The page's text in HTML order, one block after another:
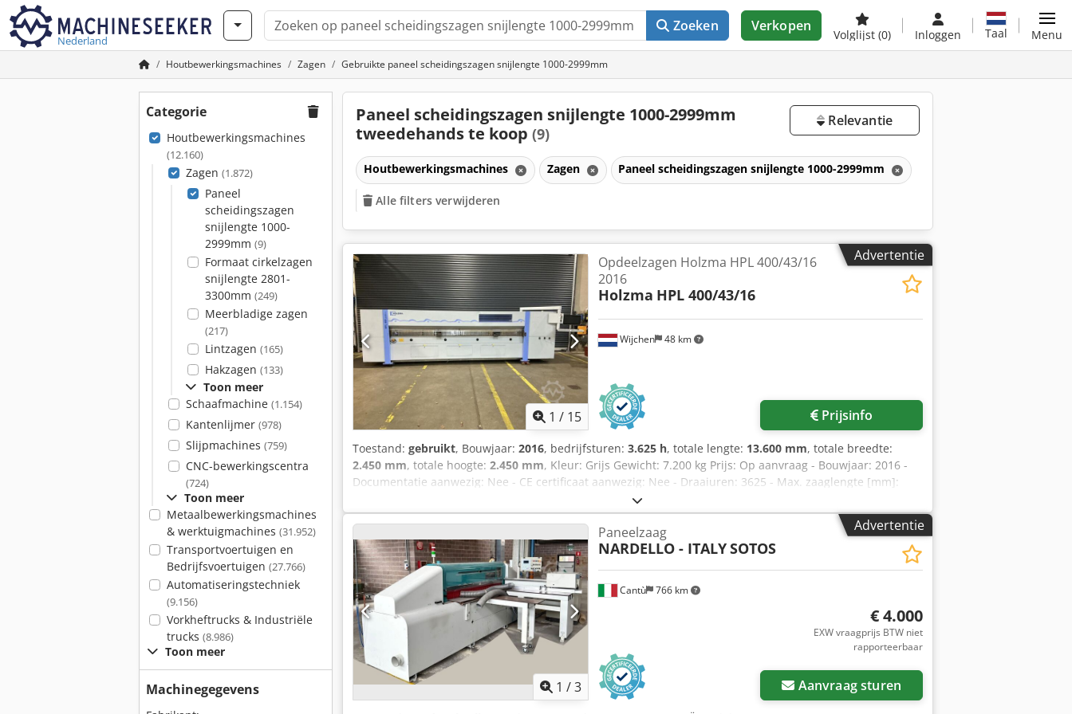
Nederland
Zoeken Verkopen
Volglijst (0) Inloggen Taal Menu
Houtbewerkingsmachines Zagen Gebruikte paneel scheidingszagen snijlengte 1000-2999mm
Categorie
Houtbewerkingsmachines
(12.160)
Zagen (1.872)
Paneel
scheidingszagen
snijlengte 1000-
2999mm (9)
Formaat cirkelzagen
snijlengte 2801-
3300mm (249)
Meerbladige zagen
(217)
Lintzagen (165)
Hakzagen (133)
Toon meer
Schaafmachine (1.154)
Kantenlijmer (978)
Slijpmachines (759)
CNC-bewerkingscentra
(724)
Toon meer
Metaalbewerkingsmachines
& werktuigmachines (31.952)
Transportvoertuigen en
Bedrijfsvoertuigen (27.766)
Automatiseringstechniek
(9.156)
Vorkheftrucks & Industriële
trucks (8.986)
Toon meer
Machinegegevens
Paneel scheidingszagen snijlengte 1000-2999mm
tweedehands te koop (9)
Relevantie
Houtbewerkingsmachines Zagen Paneel scheidingszagen snijlengte 1000-2999mm
Alle filters verwijderen
Advertentie
1 / 15
Wijchen 48 km
Opdeelzagen Holzma HPL 400/43/16
2016
Holzma HPL 400/43/16
Prijsinfo
Toestand: gebruikt, Bouwjaar: 2016, bedrijfsturen: 3.625 h, totale lengte: 13.600 mm, totale breedte:
2.450 mm, totale hoogte: 2.450 mm, Kleur: Grijs Gewicht: 7.200 kg Prijs: Op aanvraag - Bouwjaar: 2016 -
Documentatie aanwezig: Nee - CE certificaat aanwezig: Nee - Draaiuren: 3625 - Max. zaaglengte [mm]:
1600 - Max. zaagbreedte [mm]: 4300 - Transportafmetingen: 13600mm x 2450mm x 2450mm (l x b x h) -
Transportgewicht [kg]: 7200kg - Transportcolli [st.]: 8 Financiële informatie BTW: De getoonde prijs is
exclusief BTW BTW/marge: BTW verrekenbaar voor ondernemers Levering en inruil altijd mogelijk van
alles in de industriële sectoren Glenn Smeets Credpsx R A Ufjfx Amajf
Advertentie
1 /3
Cantù 766 km
Paneelzaag
NARDELLO - ITALYSOTOS
€ 4.000
EXW vraagprijs BTW niet
rapporteerbaar
Aanvraag sturen